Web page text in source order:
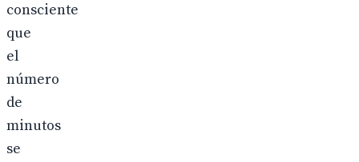
consciente
que
el
número
de
minutos
se